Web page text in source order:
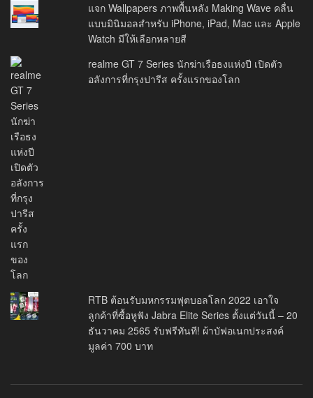
แจก Wallpapers ภาพพื้นหลัง Making Wave คลื่น
แบบมินิมอลสำหรับ iPhone, iPad, Mac และ Apple
Watch มีให้เลือกหลายสี
realme GT 7 Series นักฆ่าเรือธงแห่งปี เปิดตัว
อลังการที่กรุงปารีส ครั้งแรกของโลก
RTB ต้อนรับมหกรรมฟุตบอลโลก 2022 เอาใจ
ลูกค้าที่ซื้อหูฟัง Jabra Elite Series ตั้งแต่วันนี้ – 20
ธันวาคม 2565 รับฟรีทันที! ผ้าบัฟอเนกประสงค์
มูลค่า 700 บาท